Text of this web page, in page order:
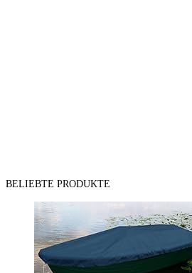
BELIEBTE PRODUKTE